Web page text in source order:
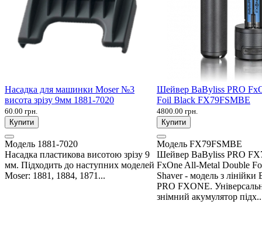
Насадка для машинки Moser №3
висота зрізу 9мм 1881-7020
60.00 грн.
Купити
Модель 1881-7020
Насадка пластикова висотою зрізу 9
мм. Підходить до наступних моделей
Moser: 1881, 1884, 1871...
Шейвер BaByliss PRO
Foil Black FX79FSMBE
4800.00 грн.
Купити
Модель FX79FSMBE
Шейвер BaByliss PRO
FxOne All-Metal Double
Shaver - модель з лінійки
PRO FXONE.
знімний акумулятор підх..